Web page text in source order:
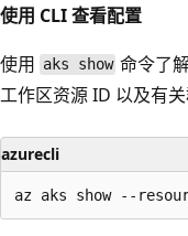
使用 CLI 查看配置
使用 aks show 命令了
工作区资源 ID 以及有关
azurecli